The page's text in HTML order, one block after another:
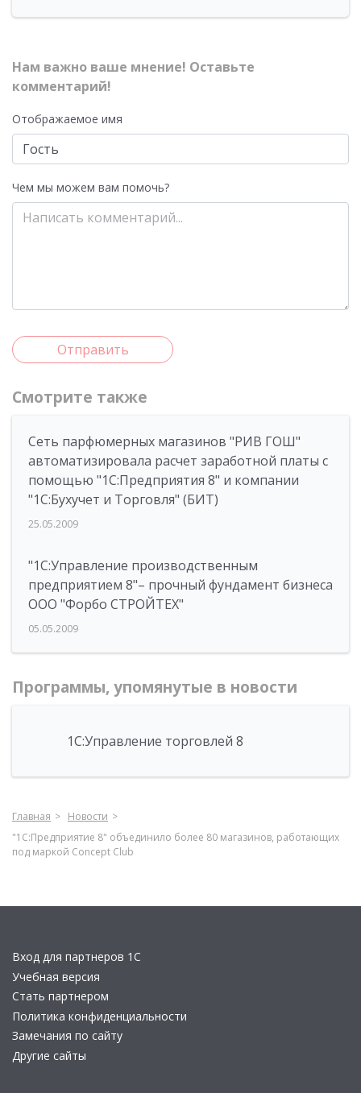
Нам важно ваше мнение! Оставьте
комментарий!
Отображаемое имя
Чем мы можем вам помочь?
Отправить
Смотрите также
Cеть парфюмерных магазинов "РИВ ГОШ"
автоматизировала расчет заработной платы с
помощью "1С:Предприятия 8" и компании
"1С:Бухучет и Торговля" (БИТ)
25.05.2009
"1С:Управление производственным
предприятием 8"– прочный фундамент бизнеса
ООО "Форбо СТРОЙТЕХ"
05.05.2009
Программы, упомянутые в новости
1С:Управление торговлей 8
Главная
Новости
"1С:Предприятие 8" объединило более 80 магазинов, работающих
под маркой Conсept Club
Вход для партнеров 1С
Учебная версия
Стать партнером
Политика конфиденциальности
Замечания по сайту
Другие сайты